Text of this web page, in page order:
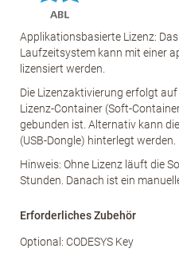
Applikationsbasierte Lizenz: Das
Laufzeitsystem kann mit einer
lizensiert werden.
Die Lizenzaktivierung erfolgt
Lizenz-Container (Soft-
gebunden ist. Alternativ kann
(USB-Dongle) hinterlegt werden.
Hinweis: Ohne Lizenz läuft die
Stunden. Danach ist ein
Erforderliches Zubehör
Optional: CODESYS Key